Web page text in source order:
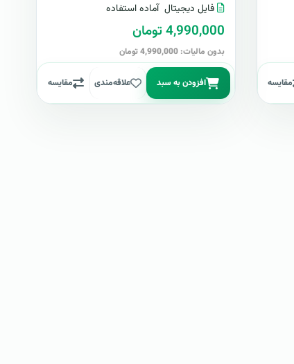
مقایسه
فایل دیجیتال آماده استفاده
4,990,000 تومان
بدون مالیات: 4,990,000 تومان
افزودن به سبد علاقه‌مندی مقایسه